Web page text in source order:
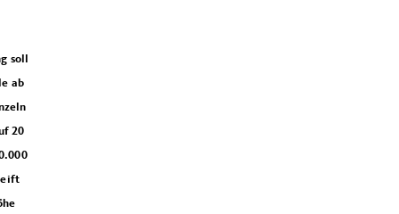
soll
ab
20